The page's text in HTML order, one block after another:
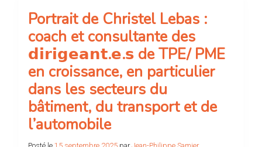
Portrait de Christel Lebas :
coach et consultante des
𝗱𝗶𝗿𝗶𝗴𝗲𝗮𝗻𝘁.𝗲.𝘀 de TPE/ PME
en croissance, en particulier
dans les secteurs du
bâtiment, du transport et de
l’automobile